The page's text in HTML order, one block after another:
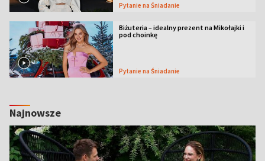
Pytanie na Śniadanie
Biżuteria – idealny prezent na Mikołajki i
pod choinkę
Pytanie na Śniadanie
Najnowsze